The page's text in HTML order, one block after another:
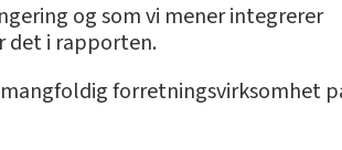
og som vi mener integrerer
det i rapporten.
forretningsvirksomhet